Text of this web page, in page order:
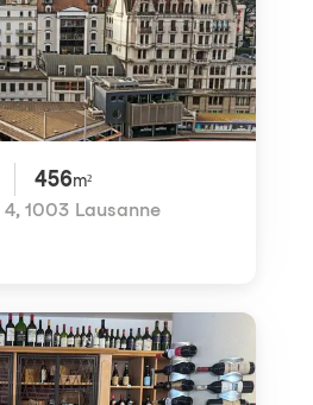
456m²
4, 1003 Lausanne